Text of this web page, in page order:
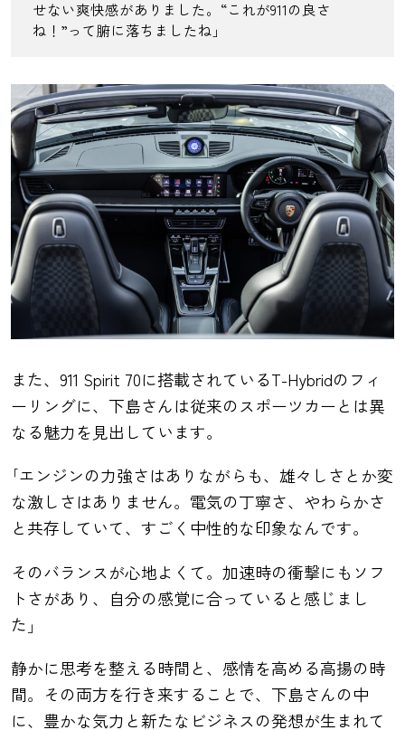
せない爽快感がありました。“これが911の良さ
ね！”って腑に落ちましたね」
また、911 Spirit 70に搭載されているT-Hybridのフィ
ーリングに、下島さんは従来のスポーツカーとは異
なる魅力を見出しています。
｢エンジンの力強さはありながらも、雄々しさとか変
な激しさはありません。電気の丁寧さ、やわらかさ
と共存していて、すごく中性的な印象なんです。
そのバランスが心地よくて。加速時の衝撃にもソフ
トさがあり、自分の感覚に合っていると感じまし
た」
静かに思考を整える時間と、感情を高める高揚の時
間。その両方を行き来することで、下島さんの中
に、豊かな気力と新たなビジネスの発想が生まれて